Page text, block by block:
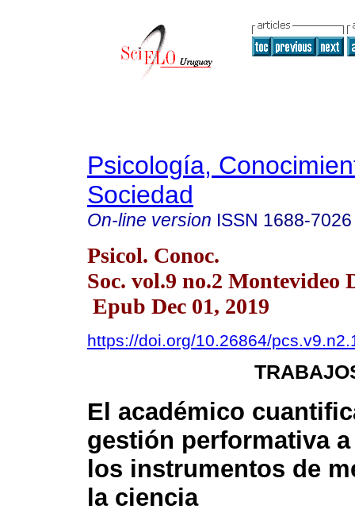
Psicología,
Sociedad
On-line version ISSN 1688-7026
Psicol. Conoc.
Soc. vol.9 no.2 Montevideo
Epub Dec 01, 2019
https://doi.org/10.26864/
El académico
gestión performativa
los instrumentos de
la ciencia